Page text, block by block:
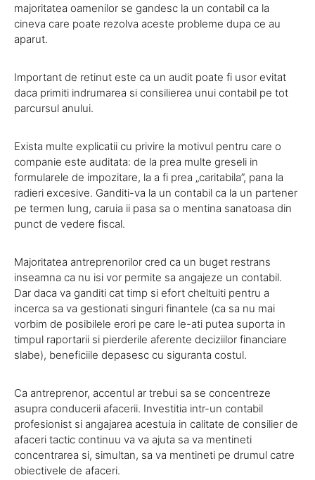
majoritatea oamenilor se gandesc la un contabil ca la
cineva care poate rezolva aceste probleme dupa ce au
aparut.
Important de retinut este ca un audit poate fi usor evitat
daca primiti indrumarea si consilierea unui contabil pe tot
parcursul anului.
Exista multe explicatii cu privire la motivul pentru care o
companie este auditata: de la prea multe greseli in
formularele de impozitare, la a fi prea „caritabila”, pana la
radieri excesive. Ganditi-va la un contabil ca la un partener
pe termen lung, caruia ii pasa sa o mentina sanatoasa din
punct de vedere fiscal.
Majoritatea antreprenorilor cred ca un buget restrans
inseamna ca nu isi vor permite sa angajeze un contabil.
Dar daca va ganditi cat timp si efort cheltuiti pentru a
incerca sa va gestionati singuri finantele (ca sa nu mai
vorbim de posibilele erori pe care le-ati putea suporta in
timpul raportarii si pierderile aferente deciziilor financiare
slabe), beneficiile depasesc cu siguranta costul.
Ca antreprenor, accentul ar trebui sa se concentreze
asupra conducerii afacerii. Investitia intr-un contabil
profesionist si angajarea acestuia in calitate de consilier de
afaceri tactic continuu va va ajuta sa va mentineti
concentrarea si, simultan, sa va mentineti pe drumul catre
obiectivele de afaceri.